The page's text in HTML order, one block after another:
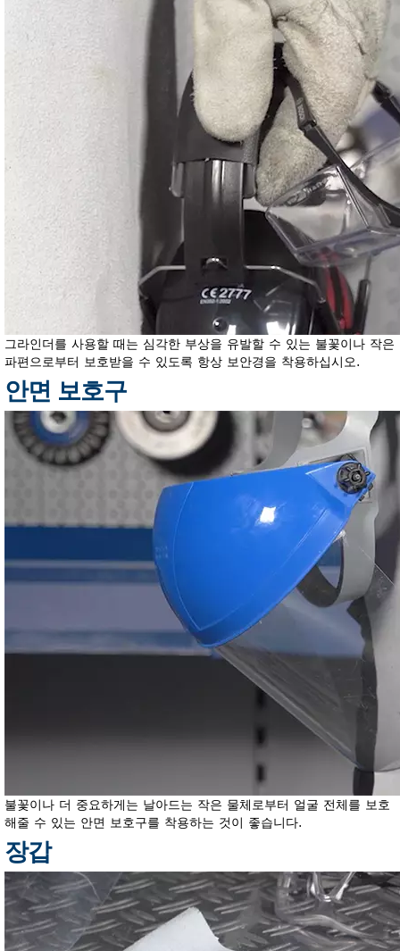
그라인더를 사용할 때는 심각한 부상을 유발할 수 있는 불꽃이나 작은
파편으로부터 보호받을 수 있도록 항상 보안경을 착용하십시오.
안면 보호구
불꽃이나 더 중요하게는 날아드는 작은 물체로부터 얼굴 전체를 보호
해줄 수 있는 안면 보호구를 착용하는 것이 좋습니다.
장갑